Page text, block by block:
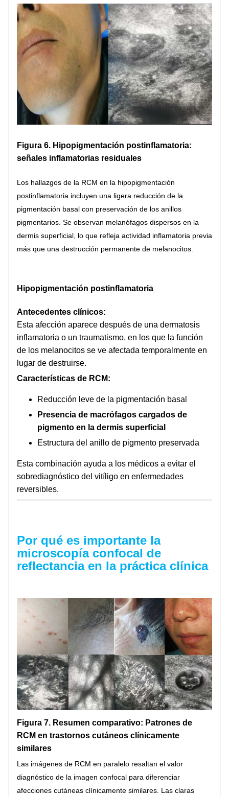
Figura 6. Hipopigmentación postinflamatoria:
señales inflamatorias residuales
Los hallazgos de la RCM en la hipopigmentación
postinflamatoria incluyen una ligera reducción de la
pigmentación basal con preservación de los anillos
pigmentarios. Se observan melanófagos dispersos en la
dermis superficial, lo que refleja actividad inflamatoria previa
más que una destrucción permanente de melanocitos.
Hipopigmentación postinflamatoria
Antecedentes clínicos:
Esta afección aparece después de una dermatosis
inflamatoria o un traumatismo, en los que la función
de los melanocitos se ve afectada temporalmente en
lugar de destruirse.
Características de RCM:
Reducción leve de la pigmentación basal
Presencia de macrófagos cargados de
pigmento en la dermis superficial
Estructura del anillo de pigmento preservada
Esta combinación ayuda a los médicos a evitar el
sobrediagnóstico del vitíligo en enfermedades
reversibles.
Por qué es importante la
microscopía confocal de
reflectancia en la práctica clínica
Figura 7. Resumen comparativo: Patrones de
RCM en trastornos cutáneos clínicamente
similares
Las imágenes de RCM en paralelo resaltan el valor
diagnóstico de la imagen confocal para diferenciar
afecciones cutáneas clínicamente similares. Las claras